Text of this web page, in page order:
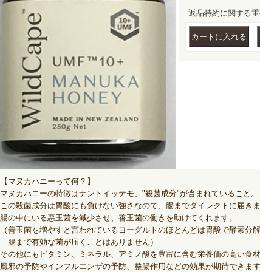
返品特約に関する
｜
【マヌカハニーって何？】
マヌカハニーの特徴はナントイッテモ、"殺菌成分"が含まれていること。
この殺菌成分は胃酸にも負けない強さなので、腸までダイレクトに届き
腸の中にいる悪玉菌を減少させ、善玉菌の働きを助けてくれます。
（善玉菌を増やすと言われているヨーグルトのほとんどは胃酸で酵素分
腸まで有効な菌が届くことはありません）
その他にもビタミン、ミネラル、アミノ酸を豊富に含む栄養価の高い食
風邪の予防やインフルエンザの予防、整腸作用などの効果が期待できま